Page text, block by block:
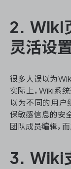
2. Wiki
灵活设
很多人误以为
实际上，Wiki系
以为不同的用户
保敏感信息的安
团队成员编辑，
3. Wiki